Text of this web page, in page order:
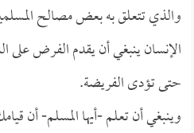
والذي تتعلق به بعض مصالح
الإنسان ينبغي أن يقدم الفرض على
حتى تؤدى الفريضة.
وينبغي أن تعلم -أيها المسلم- أن